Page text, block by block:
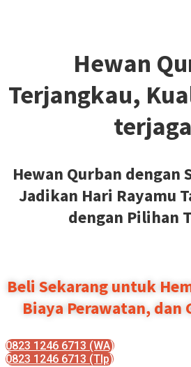
Hewan
Terjangkau,
Hewan Qurban dengan
Jadikan Hari Rayamu
dengan Pilihan
Beli Sekarang untuk
Biaya Perawatan, dan
0823 1246 6713 (WA)
0823 1246 6713 (Tlp)